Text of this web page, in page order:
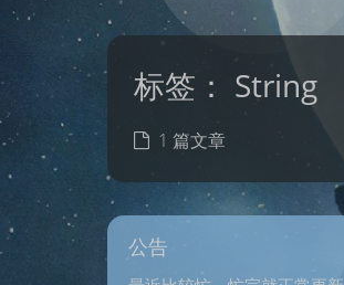
标签： String
1 篇文章
公告